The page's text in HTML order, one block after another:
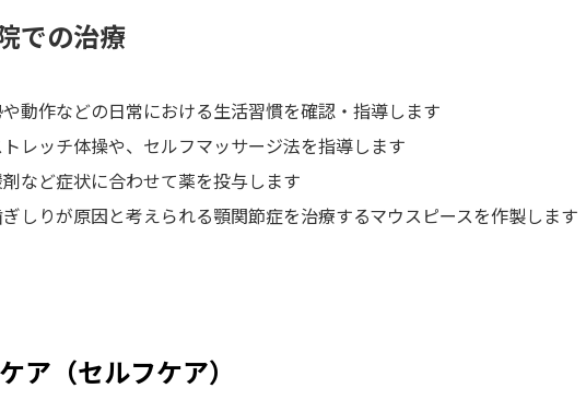
での治療
動作などの日常における生活習慣を確認・指導します
レッチ体操や、セルフマッサージ法を指導します
など症状に合わせて薬を投与します
しりが原因と考えられる顎関節症を治療するマウスピースを作製します
（セルフケア）